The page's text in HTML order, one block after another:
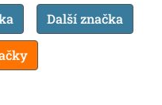
Další značka